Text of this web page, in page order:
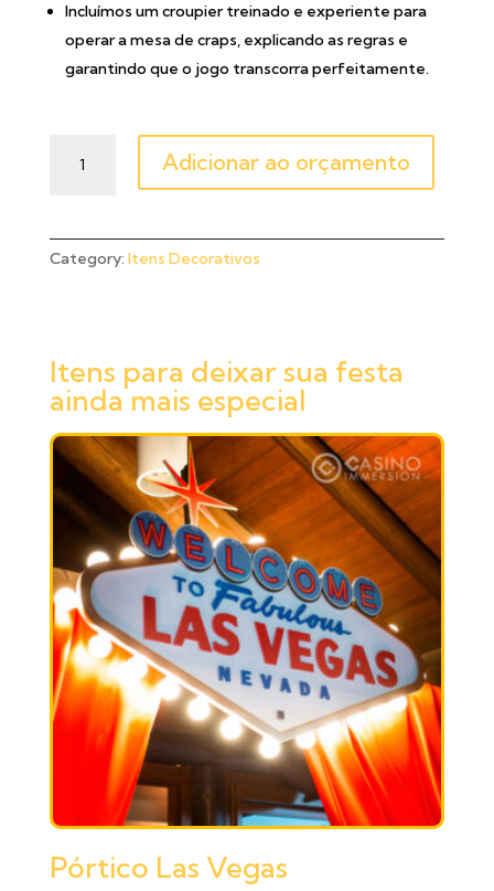
Incluímos um croupier treinado e experiente para
operar a mesa de craps, explicando as regras e
garantindo que o jogo transcorra perfeitamente.
Adicionar ao orçamento
Category: Itens Decorativos
Itens para deixar sua festa
ainda mais especial
Pórtico Las Vegas